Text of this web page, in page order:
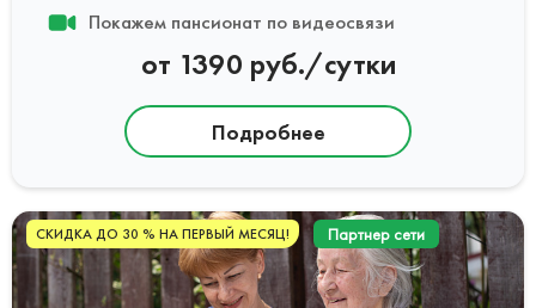
Покажем пансионат по видеосвязи
от 1390 руб./сутки
Подробнее
СКИДКА ДО 30 % НА ПЕРВЫЙ МЕСЯЦ! Партнер сети